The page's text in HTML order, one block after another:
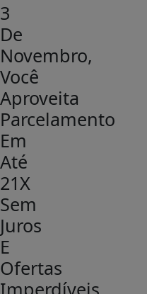
3
De
Novembro,
Você
Aproveita
Parcelamento
Em
Até
21X
Sem
Juros
E
Ofertas
Imperdíveis